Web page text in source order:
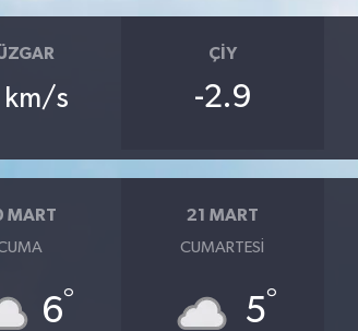
km/s
ÇIY
-2.9
MART
6°
21 MART
CUMARTESI
5°